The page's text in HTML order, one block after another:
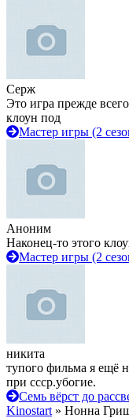
Серж
Это игра прежде
клоун под
Мастер игры (2
Аноним
Наконец-то этого
Мастер игры (2
никита
тупого фильма я ещё
при ссср.убогие.
Семь вёрст до
Kinostart » Нонна